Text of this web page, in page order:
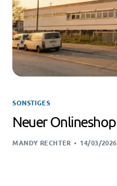
SONSTIGES
Neuer Onlineshop
MANDY RECHTER 14/03/2026